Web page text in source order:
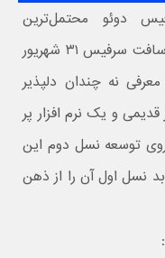
دوئو محتمل‌ترین
دستگاهی است که در کنفرانس مایکروسافت سرفیس ۳۱ شهریور
نه چندان دلپذیر
و یک نرم افزار پر
توسعه نسل دوم این
نسل اول آن را از ذهن